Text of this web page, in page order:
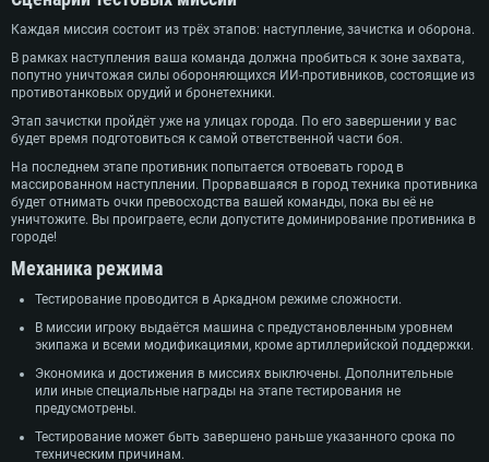
Каждая миссия состоит из трёх этапов: наступление, зачистка и оборона.
В рамках наступления ваша команда должна пробиться к зоне захвата,
попутно уничтожая силы обороняющихся ИИ-противников, состоящие из
противотанковых орудий и бронетехники.
Этап зачистки пройдёт уже на улицах города. По его завершении у вас
будет время подготовиться к самой ответственной части боя.
На последнем этапе противник попытается отвоевать город в
массированном наступлении. Прорвавшаяся в город техника противника
будет отнимать очки превосходства вашей команды, пока вы её не
уничтожите. Вы проиграете, если допустите доминирование противника в
городе!
Механика режима
Тестирование проводится в Аркадном режиме сложности.
В миссии игроку выдаётся машина с предустановленным уровнем
экипажа и всеми модификациями, кроме артиллерийской поддержки.
Экономика и достижения в миссиях выключены. Дополнительные
или иные специальные награды на этапе тестирования не
предусмотрены.
Тестирование может быть завершено раньше указанного срока по
техническим причинам.